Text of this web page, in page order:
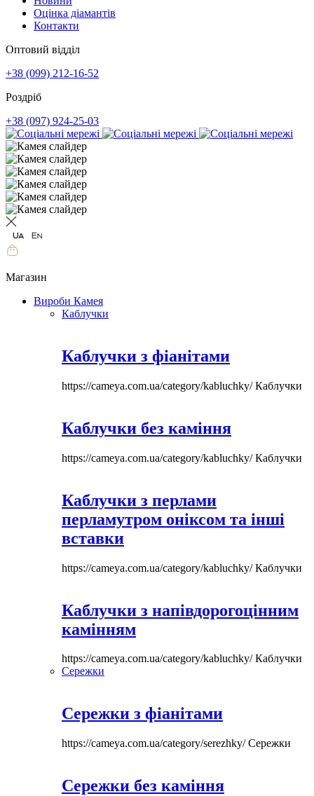
Оцінка діамантів
Контакти
Оптовий відділ
+38 (099) 212-16-52
Роздріб
+38 (097) 924-25-03
Магазин
Вироби Камея
Каблучки
Каблучки з фіанітами
https://cameya.com.ua/category/kabluchky/Каблучки
Каблучки без каміння
https://cameya.com.ua/category/kabluchky/Каблучки
Каблучки з перлами
перламутром оніксом та інші
вставки
https://cameya.com.ua/category/kabluchky/Каблучки
Каблучки з напівдорогоцінним
камінням
https://cameya.com.ua/category/kabluchky/Каблучки
Сережки
Сережки з фіанітами
https://cameya.com.ua/category/serezhky/Сережки
Сережки без каміння